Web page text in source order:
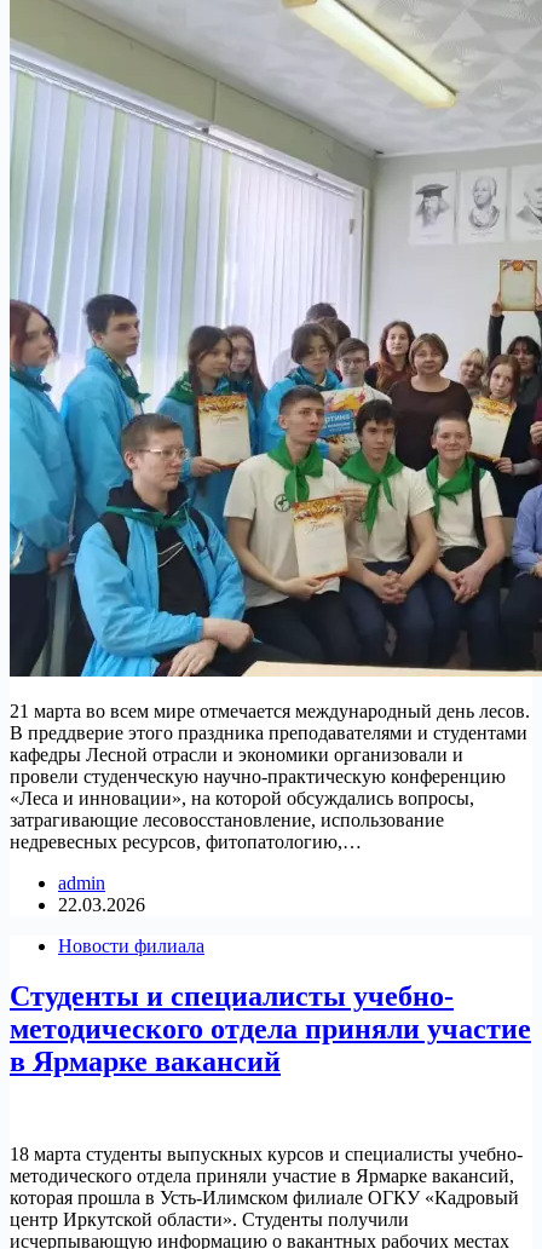
21 марта во всем мире отмечается международный день лесов.
В преддверие этого праздника преподавателями и студентами
кафедры Лесной отрасли и экономики организовали и
провели студенческую научно-практическую конференцию
«Леса и инновации», на которой обсуждались вопросы,
затрагивающие лесовосстановление, использование
недревесных ресурсов, фитопатологию,…
admin
22.03.2026
Новости филиала
Cтуденты и специалисты учебно-
методического отдела приняли участие
в Ярмарке вакансий
18 марта студенты выпускных курсов и специалисты учебно-
методического отдела приняли участие в Ярмарке вакансий,
которая прошла в Усть-Илимском филиале ОГКУ «Кадровый
центр Иркутской области». Студенты получили
исчерпывающую информацию о вакантных рабочих местах